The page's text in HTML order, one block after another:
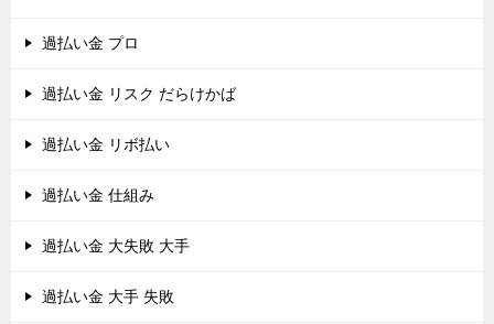
過払い金 プロ
過払い金 リスク だらけかば
過払い金 リボ払い
過払い金 仕組み
過払い金 大失敗 大手
過払い金 大手 失敗